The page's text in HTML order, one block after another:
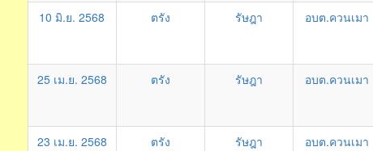
10 มิ.ย. 2568
ตรัง รัษฎา อบต.ควนเมา
25 เม.ย. 2568
ตรัง รัษฎา อบต.ควนเมา
23 เม.ย. 2568
ตรัง รัษฎา อบต.ควนเมา